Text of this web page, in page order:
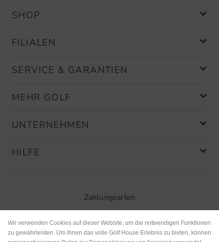
SHOP
FILIALEN
SERVICE & GARANTIEN
MEHR GOLF
UNTERNEHMEN
HILFE
Zahlungsarten
Wir verwenden Cookies auf dieser Website, um die notwendigen Funktionen
zu gewährleisten. Um Ihnen das volle Golf House Erlebnis zu bieten, können